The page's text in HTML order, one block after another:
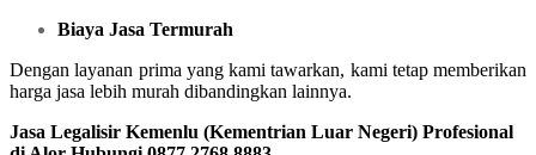
Biaya Jasa Termurah
Dengan layanan prima yang kami tawarkan, kami tetap memberikan
harga jasa lebih murah dibandingkan lainnya.
Jasa Legalisir Kemenlu (Kementrian Luar Negeri) Profesional